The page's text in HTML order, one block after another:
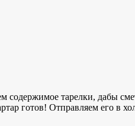
содержимое тарелки, дабы
готов! Отправляем его